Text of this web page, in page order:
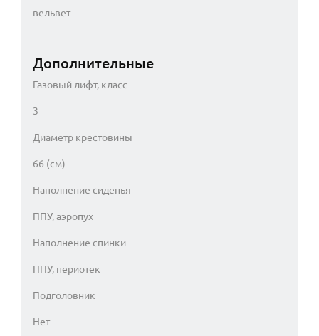
вельвет
Дополнительные
Газовый лифт, класс
3
Диаметр крестовины
66 (см)
Наполнение сиденья
ППУ, аэропух
Наполнение спинки
ППУ, периотек
Подголовник
Нет